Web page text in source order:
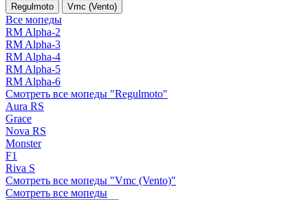
Regulmoto Vmc (Vento)
Все мопеды
RM Alpha-2
RM Alpha-3
RM Alpha-4
RM Alpha-5
RM Alpha-6
Смотреть все мопеды "Regulmoto"
Aura RS
Grace
Nova RS
Monster
F1
Riva S
Смотреть все мопеды "Vmc (Vento)"
Смотреть все мопеды